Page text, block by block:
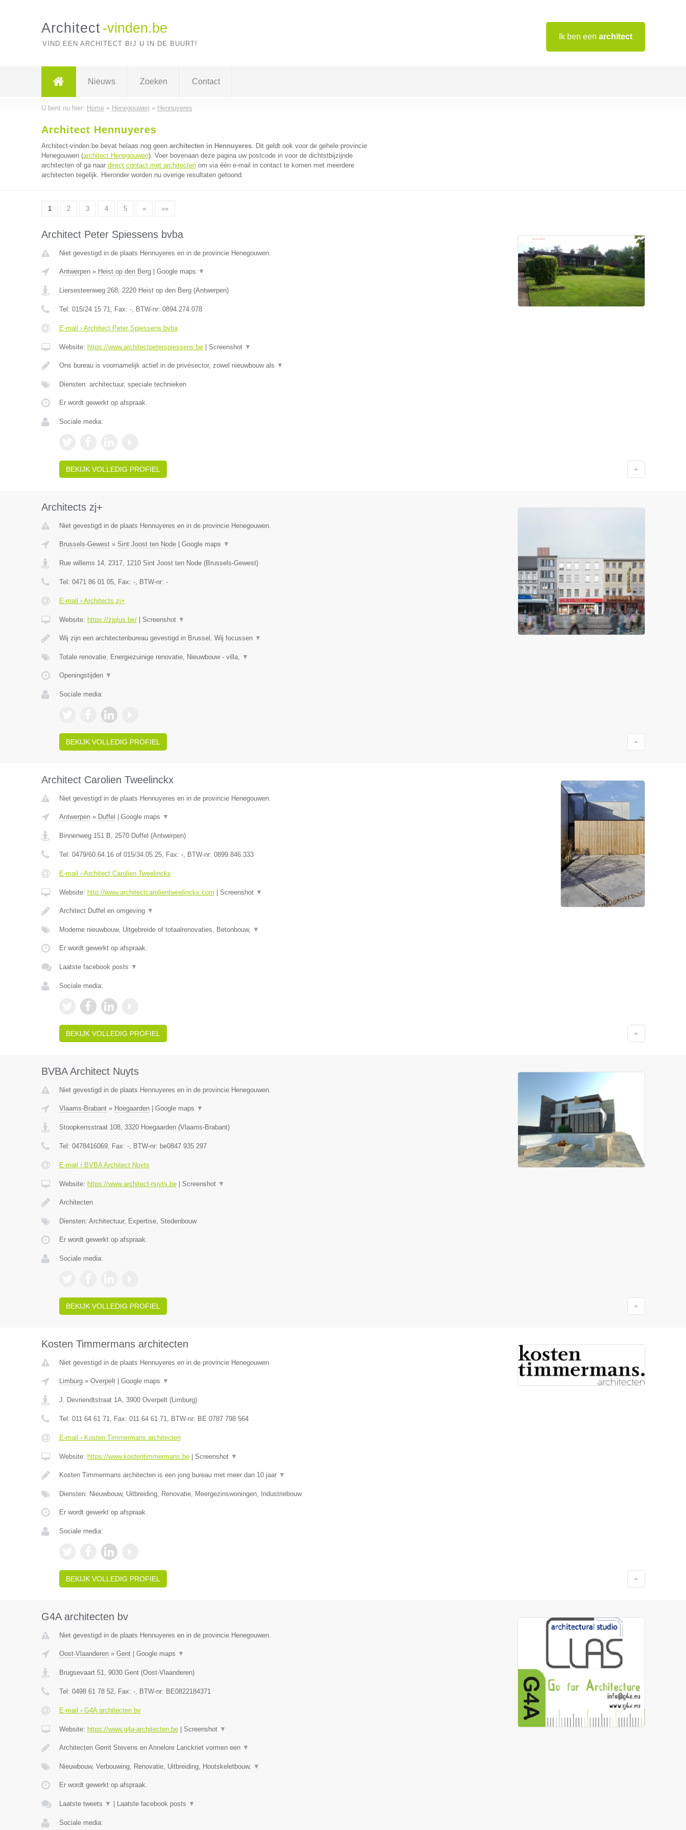
Ik ben een architect
Architect -vinden.be
VIND EEN ARCHITECT BIJ U IN DE BUURT!
Nieuws Zoeken Contact
U bent nu hier: Home» Henegouwen» Hennuyeres
Architect Hennuyeres
Architect-vinden.be bevat helaas nog geen architecten in Hennuyeres. Dit geldt ook voor de gehele provincie
Henegouwen (architect Henegouwen). Voer bovenaan deze pagina uw postcode in voor de dichtstbijzijnde
architecten of ga naar direct contact met architectenom via één e-mail in contact te komen met meerdere
architecten tegelijk. Hieronder worden nu overige resultaten getoond.
1 2 3 4 5 » »»
Architect Peter Spiessens bvba
Niet gevestigd in de plaats Hennuyeres en in de provincie Henegouwen.
Antwerpen» Heist op den Berg| Google maps ▼
Liersesteenweg 268, 2220 Heist op den Berg(Antwerpen)
Tel: 015/24 15 71, Fax: -, BTW-nr: 0894.274.078
E-mail › Architect Peter Spiessens bvba
Website: https://www.architectpeterspiessens.be| Screenshot ▼
Ons bureau is voornamelijk actief in de privésector, zowel nieuwbouw als ▼
Diensten: architectuur, speciale technieken
Er wordt gewerkt op afspraak.
Sociale media:
BEKIJK VOLLEDIG PROFIEL
Architects zj+
Niet gevestigd in de plaats Hennuyeres en in de provincie Henegouwen.
Brussels-Gewest» Sint Joost ten Node| Google maps ▼
Rue willems 14, 2317, 1210 Sint Joost ten Node(Brussels-Gewest)
Tel: 0471 86 01 05, Fax: -, BTW-nr: -
E-mail › Architects zj+
Website: https://zjplus.be/| Screenshot ▼
Wij zijn een architectenbureau gevestigd in Brussel. Wij focussen ▼
Totale renovatie, Energiezuinige renovatie, Nieuwbouw - villa, ▼
Openingstijden ▼
Sociale media:
BEKIJK VOLLEDIG PROFIEL
Architect Carolien Tweelinckx
Niet gevestigd in de plaats Hennuyeres en in de provincie Henegouwen.
Antwerpen» Duffel Google maps ▼
Binnenweg 151 B, 2570 Duffel (Antwerpen)
Tel: 0479/60.64.16 of 015/34.05.25, Fax: -, BTW-nr: 0899.846.333
E-mail › Architect Carolien Tweelinckx
Website: http://www.architectcarolientweelinckx.com Screenshot ▼
Architect Duffel en omgeving ▼
Moderne nieuwbouw, Uitgebreide of totaalrenovaties, Betonbouw, ▼
Er wordt gewerkt op afspraak.
Laatste facebook posts ▼
Sociale media:
BEKIJK VOLLEDIG PROFIEL
BVBA Architect Nuyts
Niet gevestigd in de plaats Hennuyeres en in de provincie Henegouwen.
Vlaams-Brabant» Hoegaarden| Google maps ▼
Stoopkensstraat 108, 3320 Hoegaarden(Vlaams-Brabant)
Tel: 0478416069, Fax: -, BTW-nr: be0847 935 297
E-mail › BVBA Architect Nuyts
Website: https://www.architect-nuyts.be| Screenshot ▼
Architecten
Diensten: Architectuur, Expertise, Stedenbouw
Er wordt gewerkt op afspraak.
Sociale media:
BEKIJK VOLLEDIG PROFIEL
Kosten Timmermans architecten
Niet gevestigd in de plaats Hennuyeres en in de provincie Henegouwen.
Limburg» Overpelt| Google maps ▼
J. Devriendtstraat 1A, 3900 Overpelt(Limburg)
Tel: 011 64 61 71, Fax: 011 64 61 71, BTW-nr: BE 0787 798 564
E-mail › Kosten Timmermans architecten
Website: https://www.kostentimmermans.be| Screenshot ▼
Kosten Timmermans architecten is een jong bureau met meer dan 10 jaar ▼
Diensten: Nieuwbouw, Uitbreiding, Renovatie, Meergezinswoningen, Industriebouw
Er wordt gewerkt op afspraak.
Sociale media:
BEKIJK VOLLEDIG PROFIEL
G4A architecten bv
Niet gevestigd in de plaats Hennuyeres en in de provincie Henegouwen.
Oost-Vlaanderen» Gent| Google maps ▼
Brugsevaart 51, 9030 Gent(Oost-Vlaanderen)
Tel: 0498 61 78 52, Fax: -, BTW-nr: BE0822184371
E-mail › G4A architecten bv
Website: https://www.g4a-architecten.be| Screenshot ▼
Architecten Gerrit Stevens en Annelore Lanckriet vormen een ▼
Nieuwbouw, Verbouwing, Renovatie, Uitbreiding, Houtskeletbouw, ▼
Er wordt gewerkt op afspraak.
Laatste tweets ▼ Laatste facebook posts ▼
Sociale media: